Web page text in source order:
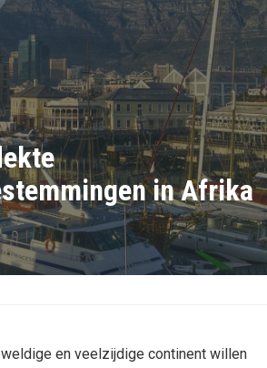
in Afrika
en veelzijdige continent willen